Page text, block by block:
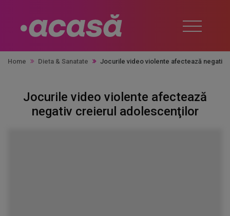
Home Dieta & Sanatate Jocurile video violente afectează negativ
Jocurile video violente afectează
negativ creierul adolescenţilor